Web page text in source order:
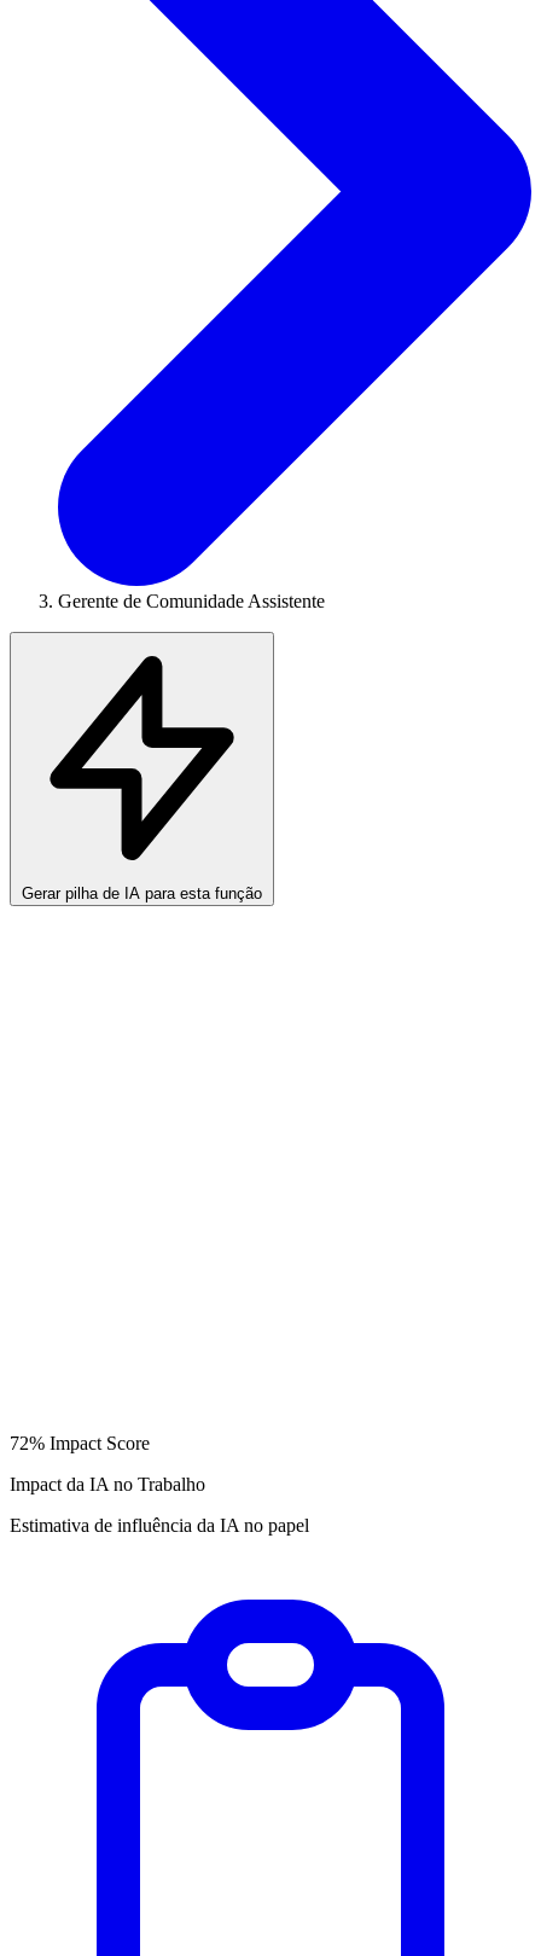
Gerente de Comunidade Assistente
Gerar pilha de IA para esta função
72% Impact Score
Impact da IA no Trabalho
Estimativa de influência da IA no papel